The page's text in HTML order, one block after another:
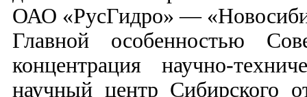
ОАО «РусГидро» —
Главной особенностью
концентрация научно-
научный центр Сибирского